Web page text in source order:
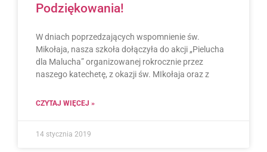
Podziękowania!
W dniach poprzedzających wspomnienie św.
Mikołaja, nasza szkoła dołączyła do akcji „Pielucha
dla Malucha” organizowanej rokrocznie przez
naszego katechetę, z okazji św. MIkołaja oraz z
CZYTAJ WIĘCEJ »
14 stycznia 2019